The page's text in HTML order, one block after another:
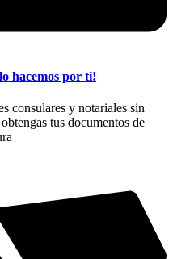
hacemos por ti!
consulares y notariales sin
tus documentos de